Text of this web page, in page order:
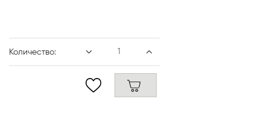
Количество: